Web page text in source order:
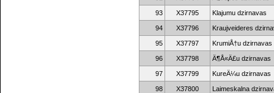
93 X37795 Klajumu dzirnavas
94 X37796 Kraujveideres
95 X37797 KrumiÅ†u dzirnavas
96 X37798 Ä¶Å«Ä£u dzirnavas
97 X37799 KureÄ¼u dzirnavas
98 X37800 Laimeskalna